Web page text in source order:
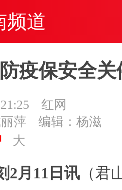
频道
疫保安全
红网
萍
编辑：杨滋
大
2月11日讯 （